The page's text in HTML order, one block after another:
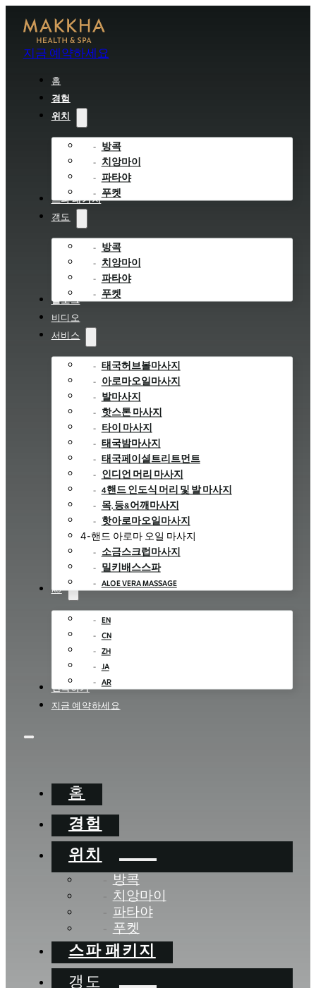
지금 예약하세요
홈
경험
위치
방콕
치앙마이
파타야
푸켓
스파 패키지
갱도
방콕
치앙마이
파타야
푸켓
블로그
비디오
서비스
태국허브볼마사지
아로마오일마사지
발마사지
핫스톤 마사지
타이 마사지
태국밤마사지
태국페이셜트리트먼트
인디언 머리 마사지
4핸드 인도식 머리 및 발 마사지
목, 등&어깨마사지
핫아로마오일마사지
4-핸드 아로마 오일 마사지
소금스크럽마사지
밀키배스스파
ALOE VERA MASSAGE
KO
EN
CN
ZH
JA
AR
연락하기
지금 예약하세요
홈
경험
위치
방콕
치앙마이
파타야
푸켓
스파 패키지
갱도